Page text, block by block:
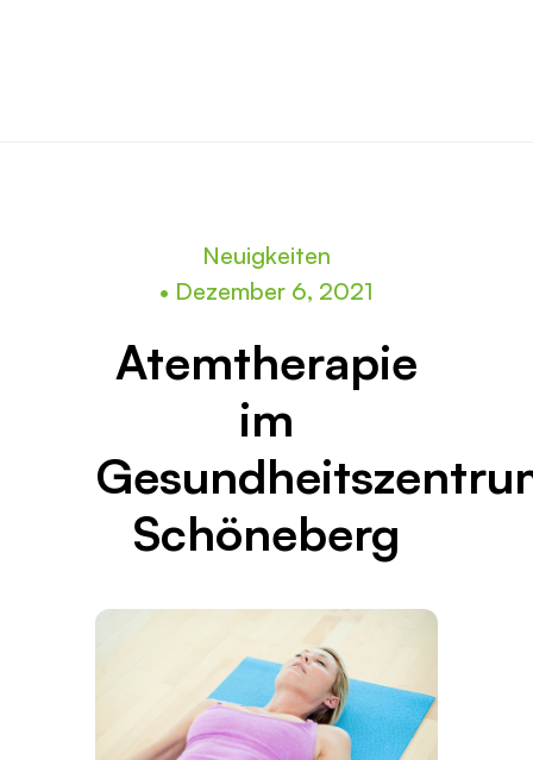
Neuigkeiten
• Dezember 6, 2021
Atemtherapie
im
Schöneberg